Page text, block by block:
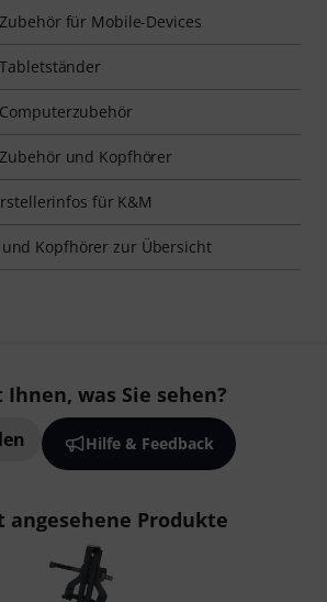
für Mobile-Devices
und Kopfhörer
für K&M
Kopfhörer zur Übersicht
was Sie sehen?
Hilfe & Feedback
angesehene Produkte